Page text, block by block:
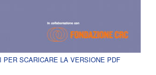
PER SCARICARE LA VERSIONE PDF